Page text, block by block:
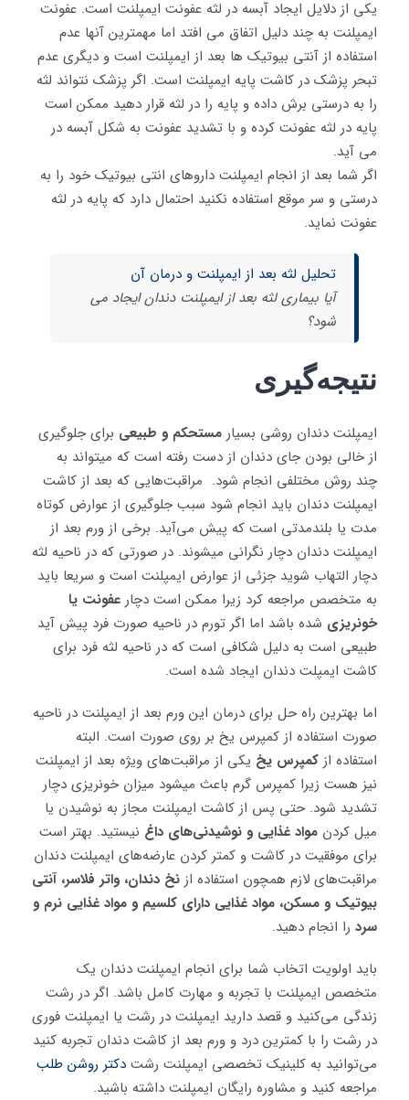
یکی از دلایل ایجاد آبسه در لثه عفونت ایمپلنت است. عفونت
ایمپلنت به چند دلیل اتفاق می افتد اما مهمترین آنها عدم
استفاده از آنتی بیوتیک ها بعد از ایمپلنت است و دیگری عدم
تبحر پزشک در کاشت پایه ایمپلنت است. اگر پزشک نتواند لثه
را به درستی برش داده و پایه را در لثه قرار دهید ممکن است
پایه در لثه عفونت کرده و با تشدید عفونت به شکل آبسه در
می آید.
اگر شما بعد از انجام ایمپلنت داروهای انتی بیوتیک خود را به
درستی و سر موقع استفاده نکنید احتمال دارد که پایه در لثه
عفونت نماید.
تحلیل لثه بعد از ایمپلنت و درمان آن
آیا بیماری لثه بعد از ایمپلنت دندان ایجاد می
شود؟
نتیجه‌گیری
ایمپلنت دندان روشی بسیار مستحکم و طبیعی برای جلوگیری
از خالی بودن جای دندان از دست رفته است که میتواند به
چند روش مختلفی انجام شود. مراقبت‌هایی که بعد از کاشت
ایمپلنت دندان باید انجام شود سبب جلوگیری از عوارض کوتاه
مدت یا بلندمدتی است که پیش می‌آید. برخی از ورم بعد از
ایمپلنت دندان دچار نگرانی میشوند. در صورتی که در ناحیه لثه
دچار التهاب شوید جزئی از عوارض ایمپلنت است و سریعا باید
به متخصص مراجعه کرد زیرا ممکن است دچار عفونت یا
خونریزی شده باشد اما اگر تورم در ناحیه صورت فرد پیش آید
طبیعی است به دلیل شکافی است که در ناحیه لثه فرد برای
کاشت ایمپلت دندان ایجاد شده است.
اما بهترین راه حل برای درمان این ورم بعد از ایمپلنت در ناحیه
صورت استفاده از کمپرس یخ بر روی صورت است. البته
استفاده از کمپرس یخ یکی از مراقبت‌های ویژه بعد از ایمپلنت
نیز هست زیرا کمپرس گرم باعث میشود میزان خونریزی دچار
تشدید شود. حتی پس از کاشت ایمپلنت مجاز به نوشیدن یا
میل کردن مواد غذایی و نوشیدنی‌های داغ نیستید. بهتر است
برای موفقیت در کاشت و کمتر کردن عارضه‌های ایمپلنت دندان
مراقبت‌های لازم همچون استفاده از نخ دندان، واتر فلاسر، آنتی
بیوتیک و مسکن، مواد غذایی دارای کلسیم و مواد غذایی نرم و
سرد را انجام دهید.
باید اولویت اتخاب شما برای انجام ایمپلنت دندان یک
متخصص ایمپلنت با تجربه و مهارت کامل باشد. اگر در رشت
زندگی می‌کنید و قصد دارید ایمپلنت در رشت یا ایمپلنت فوری
در رشت را با کمترین درد و ورم بعد از کاشت دندان تجربه کنید
می‌توانید به کلینیک تخصصی ایمپلنت رشت دکتر روشن طلب
مراجعه کنید و مشاوره رایگان ایمپلنت داشته باشید.